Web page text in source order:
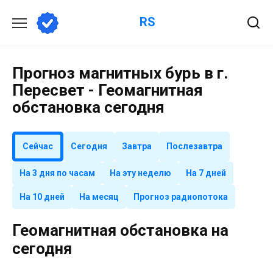
содержанию
RS
Прогноз магнитных бурь в г.
Пересвет - Геомагнитная
обстановка сегодня
Сейчас Сегодня Завтра Послезавтра
На 3 дня по часам На эту неделю На 7 дней
На 10 дней На месяц Прогноз радиопотока
Геомагнитная обстановка на
сегодня